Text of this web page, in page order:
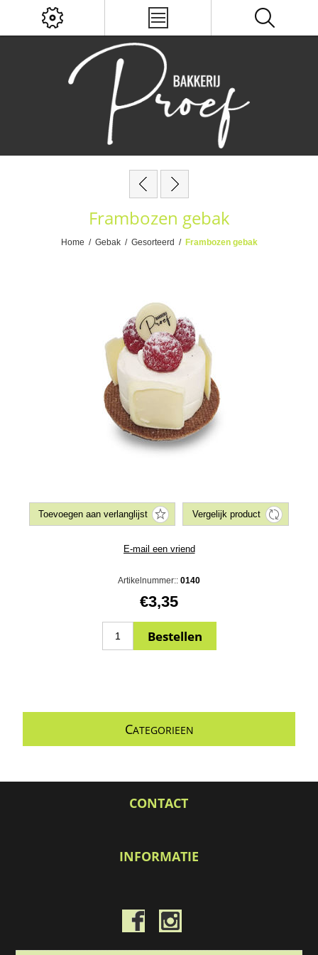
Frambozen gebak
Home / Gebak / Gesorteerd / Frambozen gebak
Artikelnummer:: 0140
€3,35
CATEGORIEEN
CONTACT
INFORMATIE